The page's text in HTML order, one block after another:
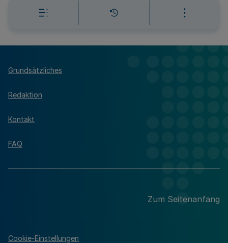
Grundsätzliches
Redaktion
Kontakt
FAQ
Zum Seitenanfang
Cookie-Einstellungen